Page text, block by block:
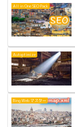
All in One SEO Pack
Autoptimize
Bing Web マスター